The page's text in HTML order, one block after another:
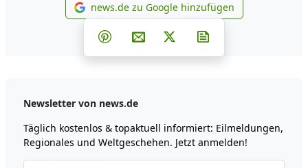
news.de zu Google
news.de zu Google hinzufügen
Teilen auf Facebook
Teilen auf Whatsapp
Teilen auf Telegram
Teilen auf Pinterest
Per E-Mail teilen
Post auf X
Newsletter von news.de
Täglich kostenlos & topaktuell informiert: Eilmeldungen,
Regionales und Weltgeschehen. Jetzt anmelden!